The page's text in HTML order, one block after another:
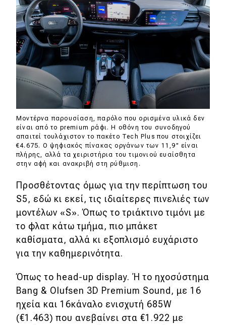
Μοντέρνα παρουσίαση, παρόλο που ορισμένα υλικά δεν
είναι από το premium ράφι. Η οθόνη του συνοδηγού
απαιτεί τουλάχιστον το πακέτο Tech Plus που στοιχίζει
€4.675. Ο ψηφιακός πίνακας οργάνων των 11,9" είναι
πλήρης, αλλά τα χειριστήρια του τιμονιού ευαίσθητα
στην αφή και ανακριβή στη ρύθμιση.
Προσθέτοντας όμως για την περίπτωση του
S5, εδώ κι εκεί, τις ιδιαίτερες πινελιές των
μοντέλων «S». Όπως το τριάκτινο τιμόνι με
το φλατ κάτω τμήμα, πιο μπάκετ
καθίσματα, αλλά κι εξοπλισμό ευχάριστο
για την καθημερινότητα.
Όπως το head-up display. Ή το ηχοσύστημα
Bang & Olufsen 3D Premium Sound, με 16
ηχεία και 16κάναλο ενισχυτή 685W
(€1.463) που ανεβαίνει στα €1.922 με